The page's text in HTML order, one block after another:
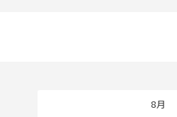
8月